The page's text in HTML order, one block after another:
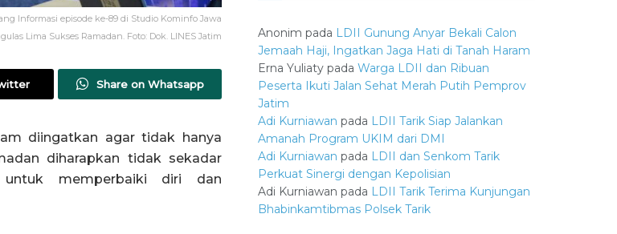
Informasi episode ke-89 di Studio Kominfo Jawa
Lima Sukses Ramadan. Foto: Dok. LINES Jatim
Share on Whatsapp
diingatkan agar tidak hanya
diharapkan tidak sekadar
untuk memperbaiki diri dan
Anonim pada LDII Gunung Anyar Bekali Calon
Jemaah Haji, Ingatkan Jaga Hati di Tanah Haram
Erna Yuliaty pada Warga LDII dan Ribuan
Peserta Ikuti Jalan Sehat Merah Putih Pemprov
Jatim
Adi Kurniawan pada LDII Tarik Siap Jalankan
Amanah Program UKIM dari DMI
Adi Kurniawan pada LDII dan Senkom Tarik
Perkuat Sinergi dengan Kepolisian
Adi Kurniawan pada LDII Tarik Terima Kunjungan
Bhabinkamtibmas Polsek Tarik